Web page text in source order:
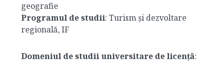
geografie
Programul de studii: Turism și dezvoltare
regională, IF
Domeniul de studii universitare de licență: